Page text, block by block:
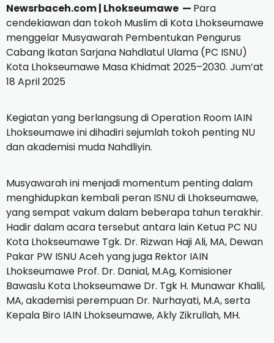
Newsrbaceh.com | Lhokseumawe — Para
cendekiawan dan tokoh Muslim di Kota Lhokseumawe
menggelar Musyawarah Pembentukan Pengurus
Cabang Ikatan Sarjana Nahdlatul Ulama (PC ISNU)
Kota Lhokseumawe Masa Khidmat 2025–2030. Jum’at
18 April 2025
Kegiatan yang berlangsung di Operation Room IAIN
Lhokseumawe ini dihadiri sejumlah tokoh penting NU
dan akademisi muda Nahdliyin.
Musyawarah ini menjadi momentum penting dalam
menghidupkan kembali peran ISNU di Lhokseumawe,
yang sempat vakum dalam beberapa tahun terakhir.
Hadir dalam acara tersebut antara lain Ketua PC NU
Kota Lhokseumawe Tgk. Dr. Rizwan Haji Ali, MA, Dewan
Pakar PW ISNU Aceh yang juga Rektor IAIN
Lhokseumawe Prof. Dr. Danial, M.Ag, Komisioner
Bawaslu Kota Lhokseumawe Dr. Tgk H. Munawar Khalil,
MA, akademisi perempuan Dr. Nurhayati, M.A, serta
Kepala Biro IAIN Lhokseumawe, Akly Zikrullah, MH.